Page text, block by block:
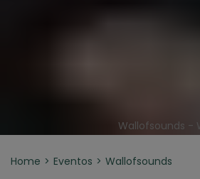
Wallofsounds -
Home Eventos Wallofsounds